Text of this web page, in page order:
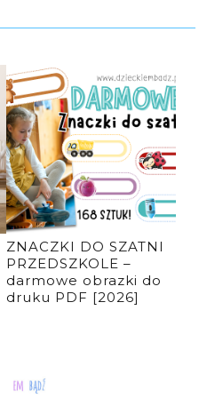
ZNACZKI DO SZATNI
PRZEDSZKOLE –
darmowe obrazki do
druku PDF [2026]